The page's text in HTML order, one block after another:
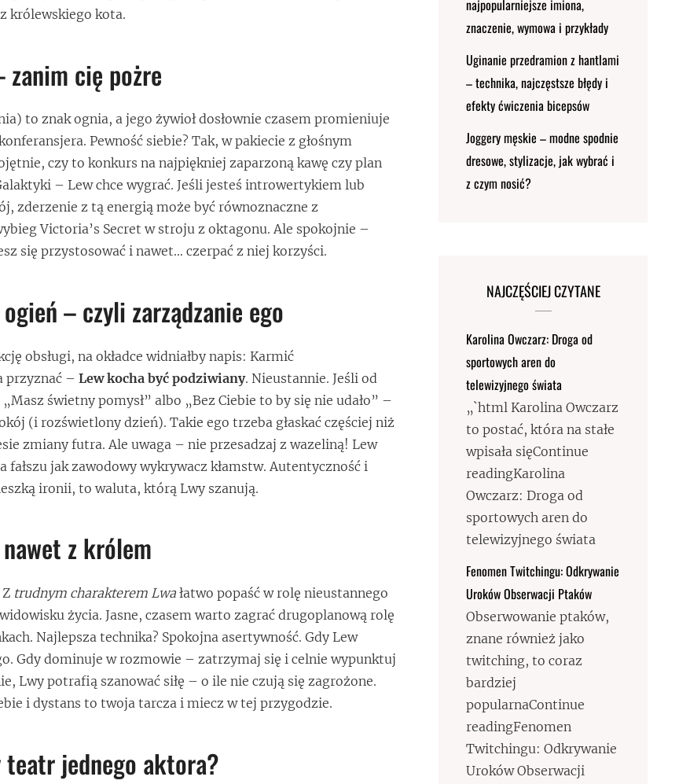
królewskiego kota.
zanim cię pożre
to znak ognia, a jego żywioł dosłownie czasem promieniuje
Pewność siebie? Tak, w pakiecie z głośnym
czy to konkurs na najpiękniej zaparzoną kawę czy plan
– Lew chce wygrać. Jeśli jesteś introwertykiem lub
zderzenie z tą energią może być równoznaczne z
Victoria’s Secret w stroju z oktagonu. Ale spokojnie –
się przystosować i nawet… czerpać z niej korzyści.
– czyli zarządzanie ego
obsługi, na okładce widniałby napis: Karmić
przyznać – Lew kocha być podziwiany. Nieustannie. Jeśli od
świetny pomysł” albo „Bez Ciebie to by się nie udało” –
(i rozświetlony dzień). Takie ego trzeba głaskać częściej niż
zmiany futra. Ale uwaga – nie przesadzaj z wazeliną! Lew
fałszu jak zawodowy wykrywacz kłamstw. Autentyczność i
ironii, to waluta, którą Lwy szanują.
z królem
trudnym charakterem Lwa łatwo popaść w rolę nieustannego
życia. Jasne, czasem warto zagrać drugoplanową rolę
Najlepsza technika? Spokojna asertywność. Gdy Lew
Gdy dominuje w rozmowie – zatrzymaj się i celnie wypunktuj
Lwy potrafią szanować siłę – o ile nie czują się zagrożone.
i dystans to twoja tarcza i miecz w tej przygodzie.
teatr jednego aktora?
najpopularniejsze imiona,
znaczenie, wymowa i przykłady
Uginanie przedramion z hantlami
– technika, najczęstsze błędy i
efekty ćwiczenia bicepsów
Joggery męskie – modne spodnie
dresowe, stylizacje, jak wybrać i
z czym nosić?
NAJCZĘŚCIEJ CZYTANE
Karolina Owczarz: Droga od
sportowych aren do
telewizyjnego świata
„`html Karolina Owczarz
to postać, która na stałe
wpisała sięContinue
readingKarolina
Owczarz: Droga od
sportowych aren do
telewizyjnego świata
Fenomen Twitchingu: Odkrywanie
Uroków Obserwacji Ptaków
Obserwowanie ptaków,
znane również jako
twitching, to coraz
bardziej
popularnaContinue
readingFenomen
Twitchingu: Odkrywanie
Uroków Obserwacji